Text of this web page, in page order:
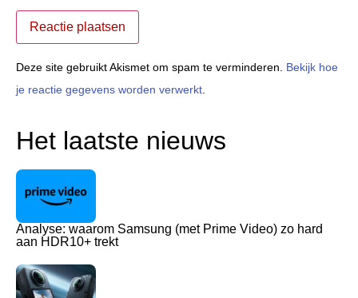
Deze site gebruikt Akismet om spam te verminderen. Bekijk hoe
je reactie gegevens worden verwerkt
Het laatste nieuws
Analyse: waarom Samsung (met Prime Video) zo hard
aan HDR10+ trekt